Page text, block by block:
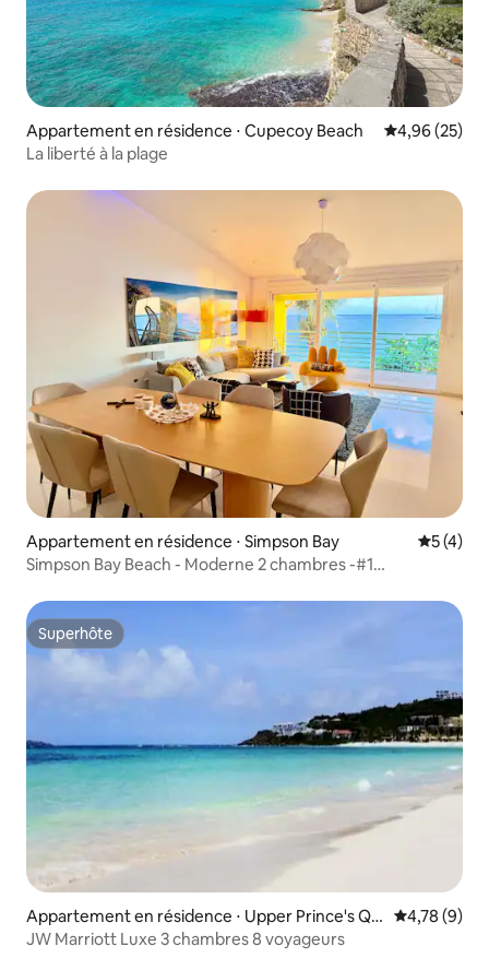
Appartement en résidence ⋅ Cupecoy Beach Évaluation
4,96 (25)
La liberté à la plage
Appartement en résidence ⋅ Simpson Bay
5 (4)
Simpson Bay Beach - Moderne 2 chambres -#1
Superhôte
Superhôte
Appartement en résidence ⋅ Upper Prince's Qu
arter
Évaluation
4,78 (9)
JW Marriott Luxe 3 chambres 8 voyageurs